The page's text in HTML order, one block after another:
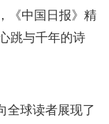
《中国日报》精
跳与千年的诗
全球读者展现了